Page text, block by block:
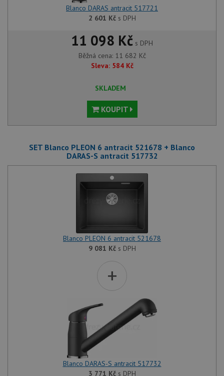
Blanco DARAS antracit 517721
2 601 Kčs DPH
11 098 Kč s DPH
Běžná cena: 11 682 Kč
Sleva: 584 Kč
SKLADEM
KOUPIT
SET Blanco PLEON 6 antracit 521678 + Blanco
DARAS-S antracit 517732
Blanco PLEON 6 antracit 521678
9 081 Kčs DPH
+
Blanco DARAS-S antracit 517732
3 771 Kčs DPH